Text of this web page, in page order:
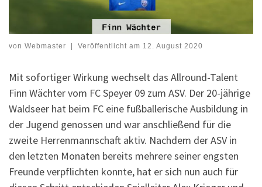
von Webmaster Veröffentlicht am 12. August 2020
Mit sofortiger Wirkung wechselt das Allround-Talent
Finn Wächter vom FC Speyer 09 zum ASV. Der 20-jährige
Waldseer hat beim FC eine fußballerische Ausbildung in
der Jugend genossen und war anschließend für die
zweite Herrenmannschaft aktiv. Nachdem der ASV in
den letzten Monaten bereits mehrere seiner engsten
Freunde verpflichten konnte, hat er sich nun auch für